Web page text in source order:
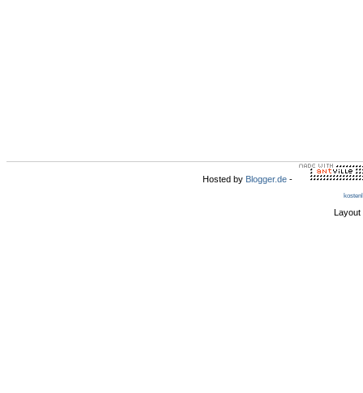
Hosted by Blogger.de -